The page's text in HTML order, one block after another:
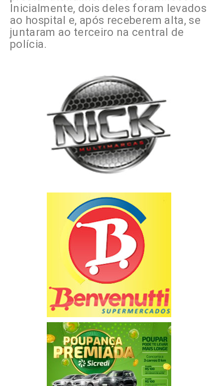
Inicialmente, dois deles foram levados
ao hospital e, após receberem alta, se
juntaram ao terceiro na central de
polícia.